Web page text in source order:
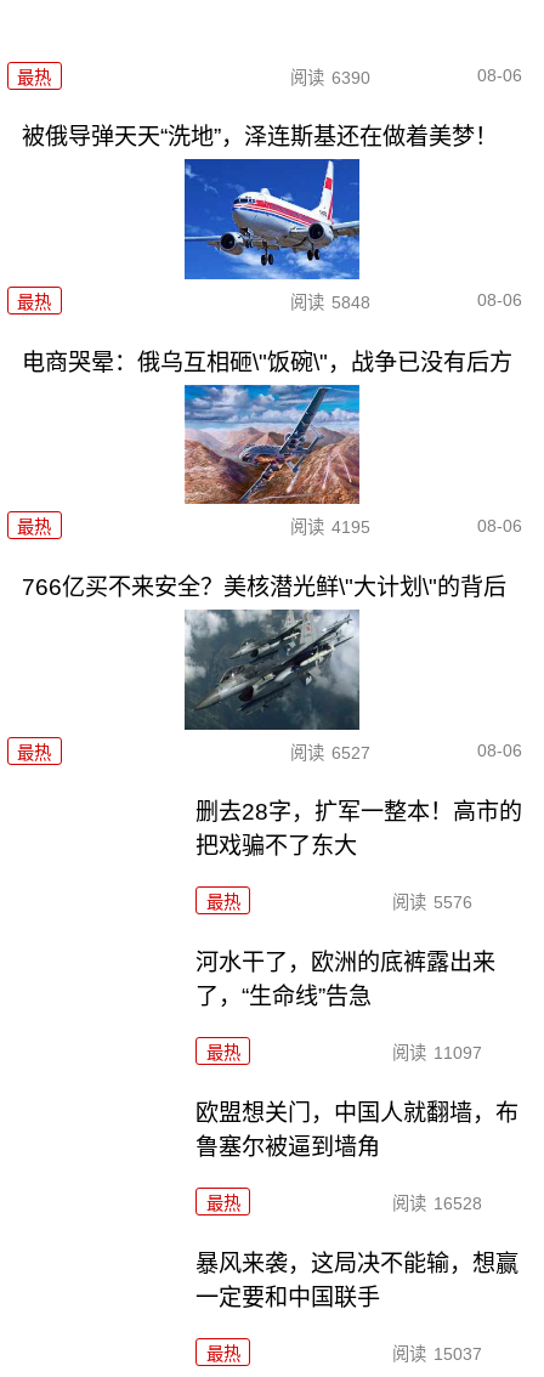
最热 阅读 6390 08-06
被俄导弹天天“洗地”，泽连斯基还在做着美梦！
最热 阅读 5848 08-06
电商哭晕：俄乌互相砸\"饭碗\"，战争已没有后方
最热 阅读 4195 08-06
766亿买不来安全？美核潜光鲜\"大计划\"的背后
最热 阅读 6527 08-06
删去28字，扩军一整本！高市的
把戏骗不了东大
最热 阅读 5576
河水干了，欧洲的底裤露出来
了，“生命线”告急
最热 阅读 11097
欧盟想关门，中国人就翻墙，布
鲁塞尔被逼到墙角
最热 阅读 16528
暴风来袭，这局决不能输，想赢
一定要和中国联手
最热 阅读 15037